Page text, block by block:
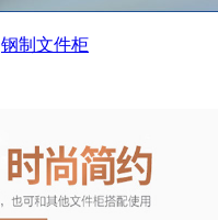
钢制文件柜